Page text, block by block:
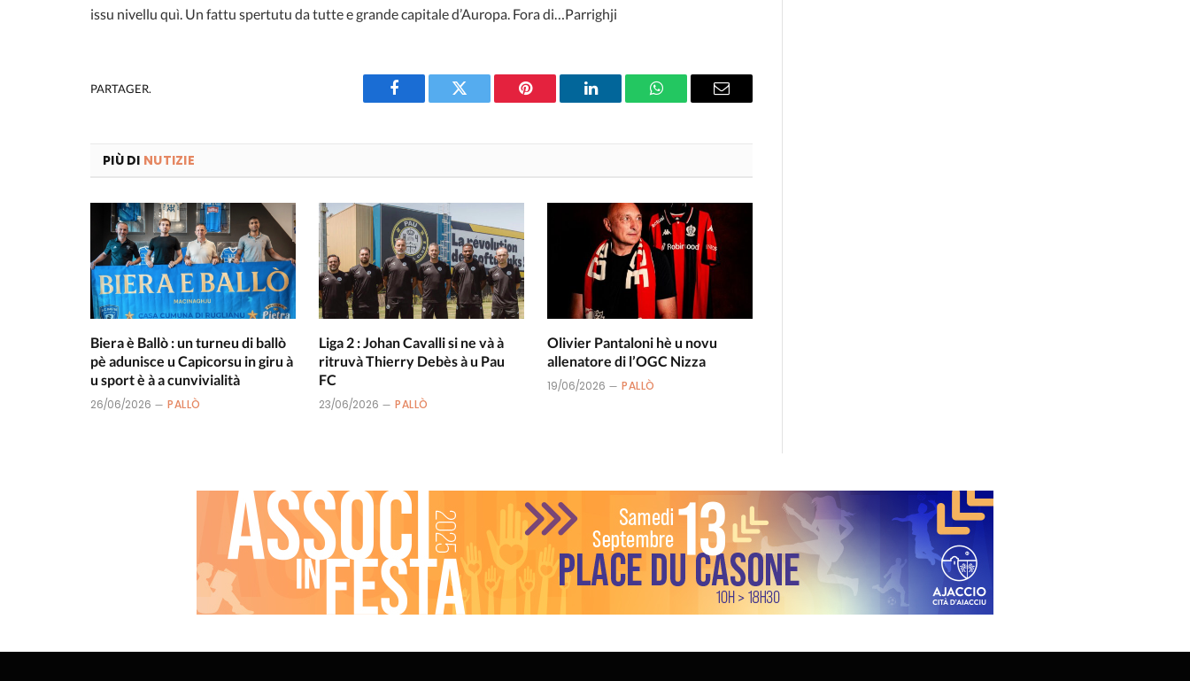
issu nivellu quì. Un fattu spertutu da tutte e grande capitale d’Auropa. Fora di…Parrighji
PARTAGER.
Facebook Twitter Pinterest LinkedIn WhatsAppEmail
PIÙ DI NUTIZIE
Biera è Ballò : un turneu di ballò
pè adunisce u Capicorsu in giru à
u sport è à a cunvivialità
26/06/2026 PALLÒ
Liga 2 : Johan Cavalli si ne và à
ritruvà Thierry Debès à u Pau
FC
23/06/2026 PALLÒ
Olivier Pantaloni hè u novu
allenatore di l’OGC Nizza
19/06/2026 PALLÒ